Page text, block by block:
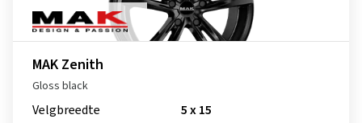
MAK Zenith
Gloss black
Velgbreedte
5 x 15